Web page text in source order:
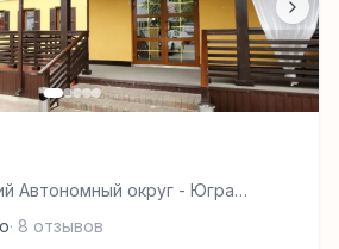
Автономный округ - Югра
г.о. Нижневартовск, г
Авиаторов, зд. 3а,
· 8 отзывов